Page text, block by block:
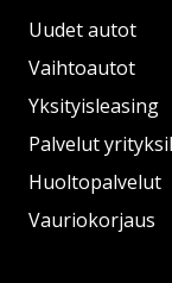
Uudet autot
Vaihtoautot
Yksityisleasing
Palvelut
Huoltopalvelut
Vauriokorjaus